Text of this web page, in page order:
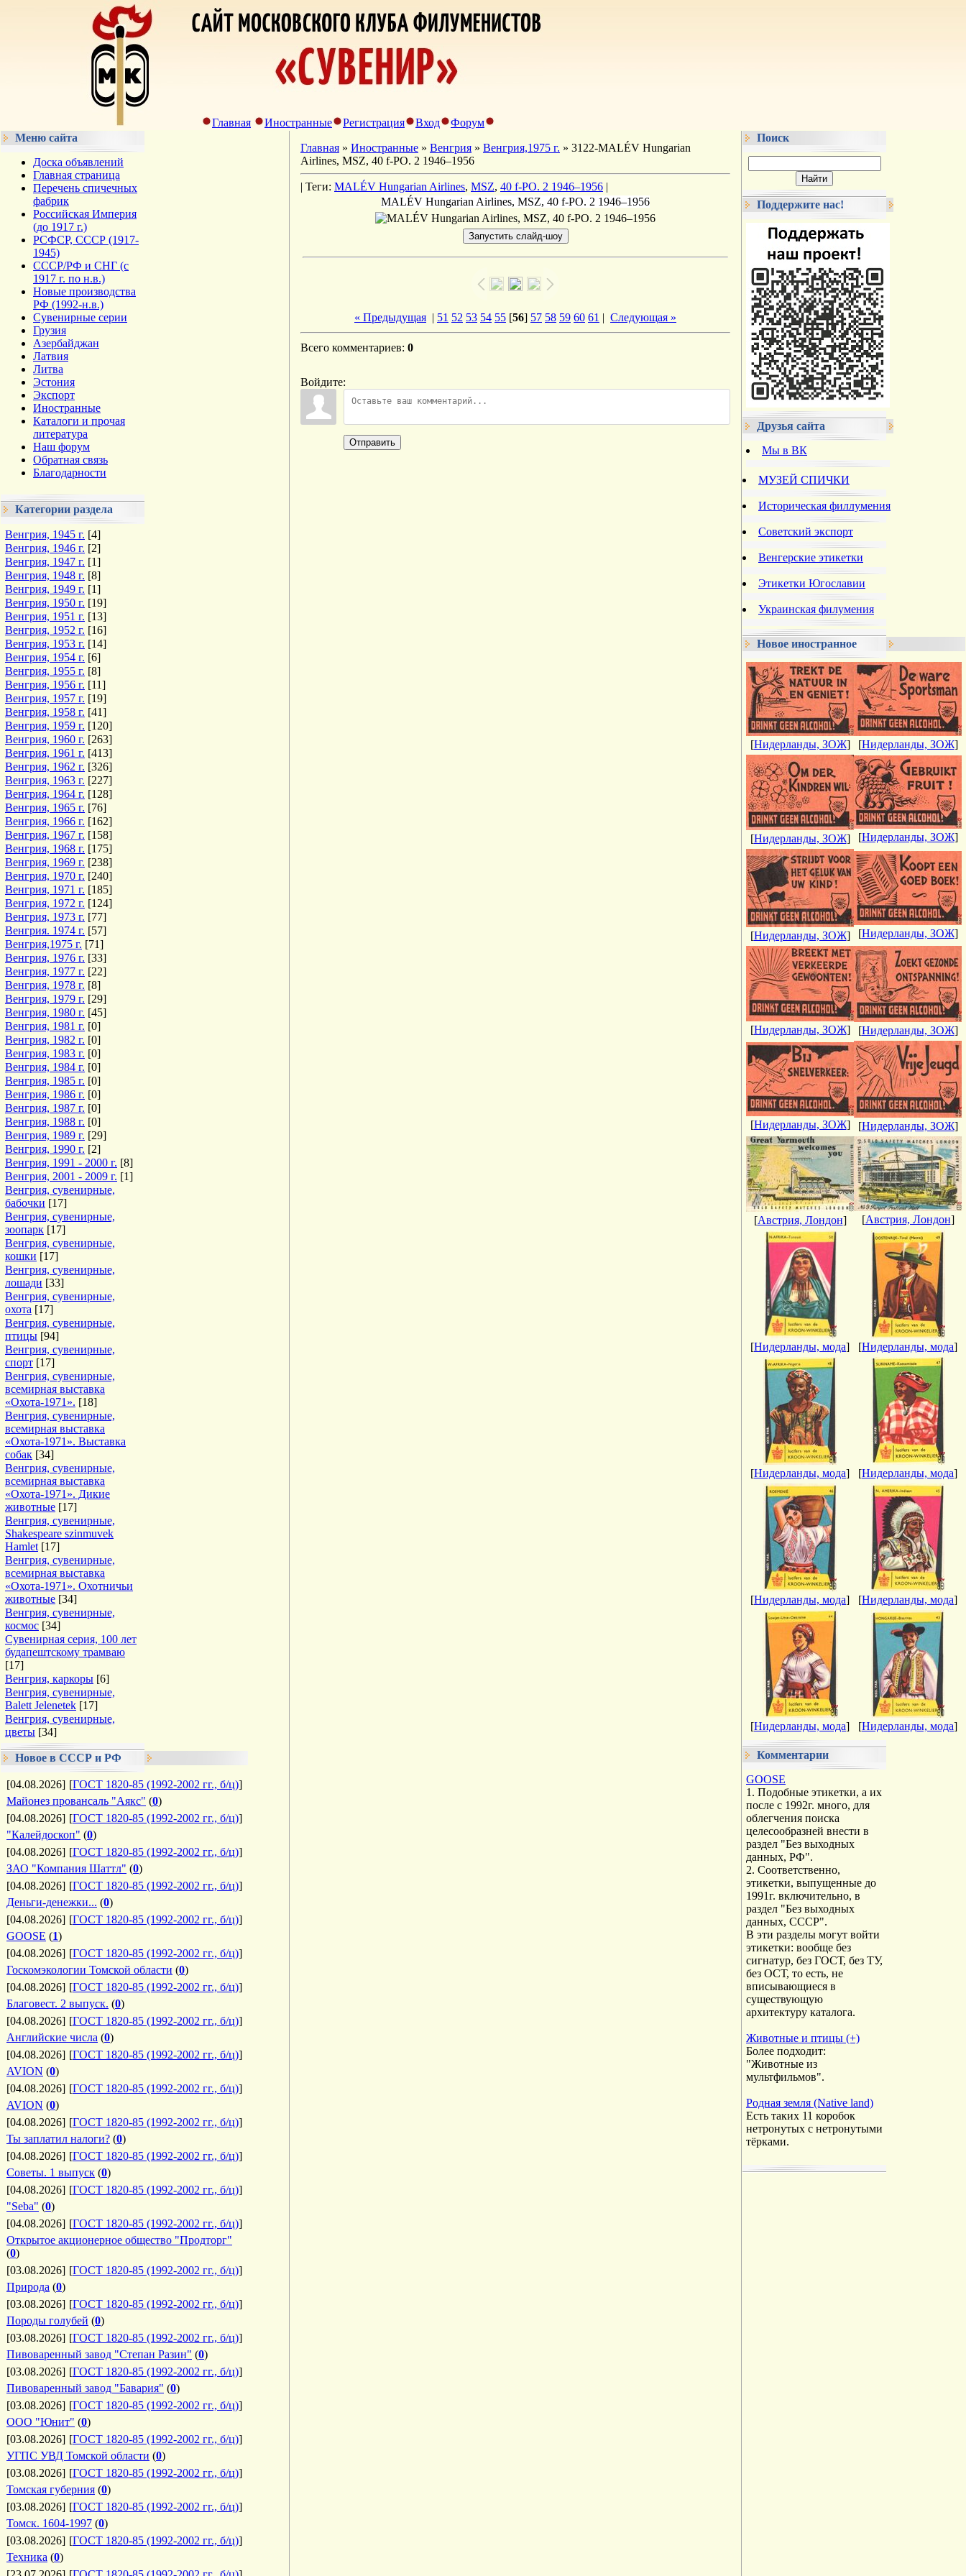
Главная Иностранные Регистрация Вход
Форум
Меню сайта
Доска объявлений
Главная страница
Перечень спичечных
фабрик
Российская Империя
(до 1917 г.)
РСФСР, СССР (1917-
1945)
СССР/РФ и СНГ (с
1917 г. по н.в.)
Новые производства
РФ (1992-н.в.)
Сувенирные серии
Грузия
Азербайджан
Латвия
Литва
Эстония
Экспорт
Иностранные
Каталоги и прочая
литература
Наш форум
Обратная связь
Благодарности
Категории раздела
Венгрия, 1945 г. [4]
Венгрия, 1946 г. [2]
Венгрия, 1947 г. [1]
Венгрия, 1948 г. [8]
Венгрия, 1949 г. [1]
Венгрия, 1950 г. [19]
Венгрия, 1951 г. [13]
Венгрия, 1952 г. [16]
Венгрия, 1953 г. [14]
Венгрия, 1954 г. [6]
Венгрия, 1955 г. [8]
Венгрия, 1956 г. [11]
Венгрия, 1957 г. [19]
Венгрия, 1958 г. [41]
Венгрия, 1959 г. [120]
Венгрия, 1960 г. [263]
Венгрия, 1961 г. [413]
Венгрия, 1962 г. [326]
Венгрия, 1963 г. [227]
Венгрия, 1964 г. [128]
Венгрия, 1965 г. [76]
Венгрия, 1966 г. [162]
Венгрия, 1967 г. [158]
Венгрия, 1968 г. [175]
Венгрия, 1969 г. [238]
Венгрия, 1970 г. [240]
Венгрия, 1971 г. [185]
Венгрия, 1972 г. [124]
Венгрия, 1973 г. [77]
Венгрия. 1974 г. [57]
Венгрия,1975 г. [71]
Венгрия, 1976 г. [33]
Венгрия, 1977 г. [22]
Венгрия, 1978 г. [8]
Венгрия, 1979 г. [29]
Венгрия, 1980 г. [45]
Венгрия, 1981 г. [0]
Венгрия, 1982 г. [0]
Венгрия, 1983 г. [0]
Венгрия, 1984 г. [0]
Венгрия, 1985 г. [0]
Венгрия, 1986 г. [0]
Венгрия, 1987 г. [0]
Венгрия, 1988 г. [0]
Венгрия, 1989 г. [29]
Венгрия, 1990 г. [2]
Венгрия, 1991 - 2000 г. [8]
Венгрия, 2001 - 2009 г. [1]
Венгрия, сувенирные,
бабочки [17]
Венгрия, сувенирные,
зоопарк [17]
Венгрия, сувенирные,
кошки [17]
Венгрия, сувенирные,
лошади [33]
Венгрия, сувенирные,
охота [17]
Венгрия, сувенирные,
птицы [94]
Венгрия, сувенирные,
спорт [17]
Венгрия, сувенирные,
всемирная выставка
«Охота-1971». [18]
Венгрия, сувенирные,
всемирная выставка
«Охота-1971». Выставка
собак [34]
Венгрия, сувенирные,
всемирная выставка
«Охота-1971». Дикие
животные [17]
Венгрия, сувенирные,
Shakespeare szinmuvek
Hamlet [17]
Венгрия, сувенирные,
всемирная выставка
«Охота-1971». Охотничьи
животные [34]
Венгрия, сувенирные,
космос [34]
Сувенирная серия, 100 лет
будапештскому трамваю
[17]
Венгрия, каркоры [6]
Венгрия, сувенирные,
Balett Jelenetek [17]
Венгрия, сувенирные,
цветы [34]
Новое в СССР и РФ
[04.08.2026] [ГОСТ 1820-85 (1992-2002 гг., б/ц)]
Майонез провансаль "Аякс" (0)
[04.08.2026] [ГОСТ 1820-85 (1992-2002 гг., б/ц)]
"Калейдоскоп" (0)
[04.08.2026] [ГОСТ 1820-85 (1992-2002 гг., б/ц)]
ЗАО "Компания Шаттл" (0)
[04.08.2026] [ГОСТ 1820-85 (1992-2002 гг., б/ц)]
Деньги-денежки... (0)
[04.08.2026] [ГОСТ 1820-85 (1992-2002 гг., б/ц)]
GOOSE (1)
[04.08.2026] [ГОСТ 1820-85 (1992-2002 гг., б/ц)]
Госкомэкологии Томской области (0)
[04.08.2026] [ГОСТ 1820-85 (1992-2002 гг., б/ц)]
Благовест. 2 выпуск. (0)
[04.08.2026] [ГОСТ 1820-85 (1992-2002 гг., б/ц)]
Английские числа (0)
[04.08.2026] [ГОСТ 1820-85 (1992-2002 гг., б/ц)]
AVION (0)
[04.08.2026] [ГОСТ 1820-85 (1992-2002 гг., б/ц)]
AVION (0)
[04.08.2026] [ГОСТ 1820-85 (1992-2002 гг., б/ц)]
Ты заплатил налоги? (0)
[04.08.2026] [ГОСТ 1820-85 (1992-2002 гг., б/ц)]
Советы. 1 выпуск (0)
[04.08.2026] [ГОСТ 1820-85 (1992-2002 гг., б/ц)]
"Seba" (0)
[04.08.2026] [ГОСТ 1820-85 (1992-2002 гг., б/ц)]
Открытое акционерное общество "Продторг"
(0)
[03.08.2026] [ГОСТ 1820-85 (1992-2002 гг., б/ц)]
Природа (0)
[03.08.2026] [ГОСТ 1820-85 (1992-2002 гг., б/ц)]
Породы голубей (0)
[03.08.2026] [ГОСТ 1820-85 (1992-2002 гг., б/ц)]
Пивоваренный завод "Степан Разин" (0)
[03.08.2026] [ГОСТ 1820-85 (1992-2002 гг., б/ц)]
Пивоваренный завод "Бавария" (0)
[03.08.2026] [ГОСТ 1820-85 (1992-2002 гг., б/ц)]
ООО "Юнит" (0)
[03.08.2026] [ГОСТ 1820-85 (1992-2002 гг., б/ц)]
УГПС УВД Томской области (0)
[03.08.2026] [ГОСТ 1820-85 (1992-2002 гг., б/ц)]
Томская губерния (0)
[03.08.2026] [ГОСТ 1820-85 (1992-2002 гг., б/ц)]
Томск. 1604-1997 (0)
[03.08.2026] [ГОСТ 1820-85 (1992-2002 гг., б/ц)]
Техника (0)
Главная » Иностранные » Венгрия » Венгрия,1975 г. » 3122-MALÉV Hungarian
Airlines, MSZ, 40 f-PO. 2 1946–1956
| Теги: MALÉV Hungarian Airlines, MSZ, 40 f-PO. 2 1946–1956 |
MALÉV Hungarian Airlines, MSZ, 40 f-PO. 2 1946–1956
« Предыдущая | 51 52 53 54 55 [56] 57 58 59 60 61 | Следующая »
Всего комментариев: 0
Войдите:
Отправить
Поиск
Поддержите нас!
Друзья сайта
Мы в ВК
МУЗЕЙ СПИЧКИ
Историческая филлумения
Советский экспорт
Венгерские этикетки
Этикетки Югославии
Украинская филумения
Новое иностранное
[Нидерланды, ЗОЖ] [Нидерланды, ЗОЖ]
[Нидерланды, ЗОЖ] [Нидерланды, ЗОЖ]
[Нидерланды, ЗОЖ] [Нидерланды, ЗОЖ]
[Нидерланды, ЗОЖ] [Нидерланды, ЗОЖ]
[Нидерланды, ЗОЖ] [Нидерланды, ЗОЖ]
[Австрия, Лондон] [Австрия, Лондон]
[Нидерланды, мода] [Нидерланды, мода]
[Нидерланды, мода] [Нидерланды, мода]
[Нидерланды, мода] [Нидерланды, мода]
[Нидерланды, мода] [Нидерланды, мода]
Комментарии
GOOSE
1. Подобные этикетки, а их
после с 1992г. много, для
облегчения поиска
целесообразней внести в
раздел "Без выходных
данных, РФ".
2. Соответственно,
этикетки, выпущенные до
1991г. включительно, в
раздел "Без выходных
данных, СССР".
В эти разделы могут войти
этикетки: вообще без
сигнатур, без ГОСТ, без ТУ,
без ОСТ, то есть, не
вписывающиеся в
существующую
архитектуру каталога.
Животные и птицы (+)
Более подходит:
"Животные из
мультфильмов".
Родная земля (Native land)
Есть таких 11 коробок
нетронутых с нетронутыми
тёрками.